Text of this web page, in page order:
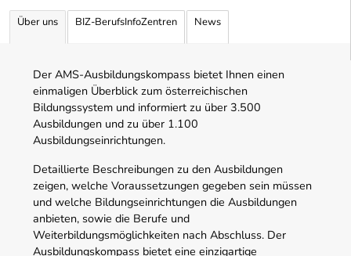
Über uns BIZ-BerufsInfoZentren News
Der AMS-Ausbildungskompass bietet Ihnen einen
einmaligen Überblick zum österreichischen
Bildungssystem und informiert zu über 3.500
Ausbildungen und zu über 1.100
Ausbildungseinrichtungen.
Detaillierte Beschreibungen zu den Ausbildungen
zeigen, welche Voraussetzungen gegeben sein müssen
und welche Bildungseinrichtungen die Ausbildungen
anbieten, sowie die Berufe und
Weiterbildungsmöglichkeiten nach Abschluss. Der
Ausbildungskompass bietet eine einzigartige